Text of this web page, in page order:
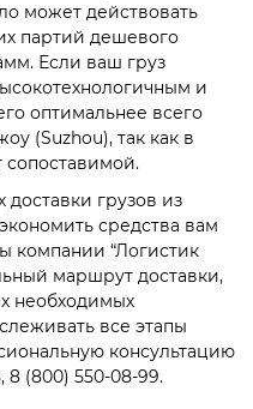
может действовать
партий дешевого
Если ваш груз
и
оптимальнее всего
(Suzhou), так как в
сопоставимой.
доставки грузов из
средства вам
компании “Логистик
маршрут доставки,
необходимых
все этапы
консультацию
8 (800) 550-08-99.